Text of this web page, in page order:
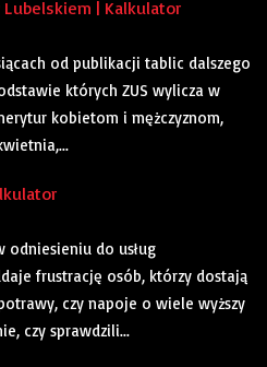
| Kalkulator
od publikacji tablic dalszego
których ZUS wylicza w
kobietom i mężczyznom,
odniesieniu do usług
frustrację osób, którzy dostają
czy napoje o wiele wyższy
czy sprawdzili...